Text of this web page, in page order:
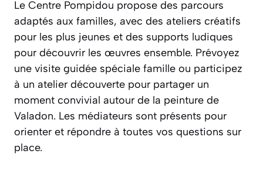
Le Centre Pompidou propose des parcours
adaptés aux familles, avec des ateliers créatifs
pour les plus jeunes et des supports ludiques
pour découvrir les œuvres ensemble. Prévoyez
une visite guidée spéciale famille ou participez
à un atelier découverte pour partager un
moment convivial autour de la peinture de
Valadon. Les médiateurs sont présents pour
orienter et répondre à toutes vos questions sur
place.